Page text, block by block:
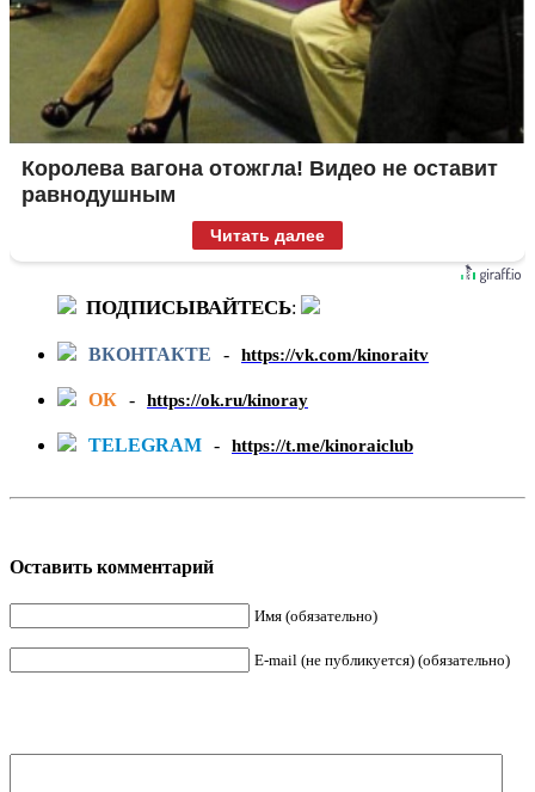
Королева вагона отожгла! Видео не оставит
равнодушным
Читать далее
ПОДПИСЫВАЙТЕСЬ:
ВКОНТАКТЕ - https://vk.com/kinoraitv
ОК - https://ok.ru/kinoray
TELEGRAM - https://t.me/kinoraiclub
Оставить комментарий
Имя (обязательно)
E-mail (не публикуется) (обязательно)